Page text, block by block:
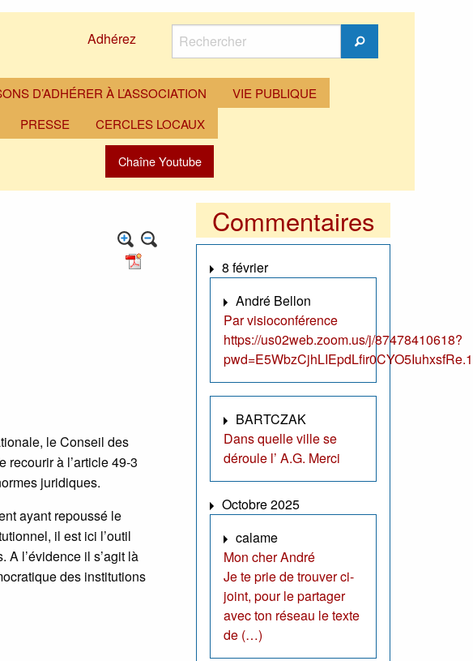
Adhérez
Rechercher
Rechercher
D’ADHÉRER À L’ASSOCIATION
VIE PUBLIQUE
PRESSE CERCLES LOCAUX
Chaîne Youtube
le Conseil des
recourir à l’article 49-3
juridiques.
ayant repoussé le
il est ici l’outil
A l’évidence il s’agit là
des institutions
Commentaires
8 février
André Bellon
Par visioconférence
https://us02web.zoom.us/j/87478410618?
BARTCZAK
Dans quelle ville se
déroule l’ A.G. Merci
Octobre 2025
calame
Mon cher André
Je te prie de trouver ci-
joint, pour le partager
avec ton réseau le texte
de (…)